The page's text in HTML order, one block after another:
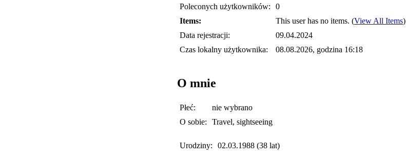
Poleconych użytkowników:
0
Items:
This user has no items. (View All Items)
Data rejestracji:
09.04.2024
Czas lokalny użytkownika:
08.08.2026, godzina 16:18
O mnie
Płeć:
nie wybrano
O sobie:
Travel, sightseeing
Urodziny: 02.03.1988 (38 lat)